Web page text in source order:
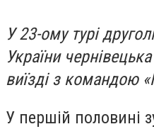
У 23-ому турі
України
виїзді з командою
У першій половині